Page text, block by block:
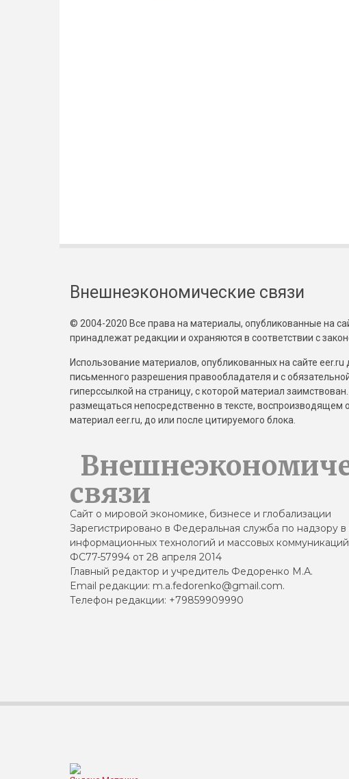
Внешнеэкономические связи
© 2004-2020 Все права на материалы, опубликованные на
принадлежат редакции и охраняются в соответствии с
Использование материалов, опубликованных на сайте eer.ru
письменного разрешения правообладателя и с
гиперссылкой на страницу, с которой материал
размещаться непосредственно в тексте, воспроизводящем
материал eer.ru, до или после цитируемого блока.
связи
Сайт о мировой экономике, бизнесе и глобализации
Зарегистрировано в Федеральная служба по надзору в
информационных технологий и массовых
ФС77-57994 от 28 апреля 2014
Главный редактор и учредитель Федоренко М.А.
Email редакции: m.a.fedorenko@gmail.com.
Телефон редакции: +79859909990